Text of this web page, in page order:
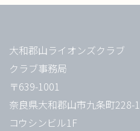
大和郡山ライオンズクラブ
クラブ事務局
〒639-1001
奈良県大和郡山市九条町228-1
コウシンビル1F